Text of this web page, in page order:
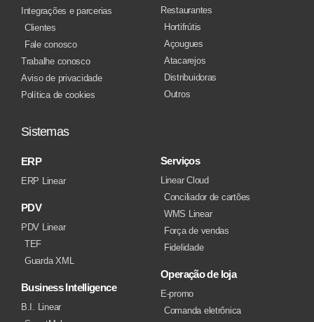
Integrações e parcerias
Clientes
Fale conosco
Trabalhe conosco
Aviso de privacidade
Política de cookies
Restaurantes
Hortifrútis
Açougues
Atacarejos
Distribuidoras
Outros
Sistemas
ERP
ERP Linear
PDV
PDV Linear
TEF
Guarda XML
Business Intelligence
B.I. Linear
Serviços
Linear Cloud
Conciliador de cartões
WMS Linear
Força de vendas
Fidelidade
Operação de loja
E-promo
Comanda eletrônica